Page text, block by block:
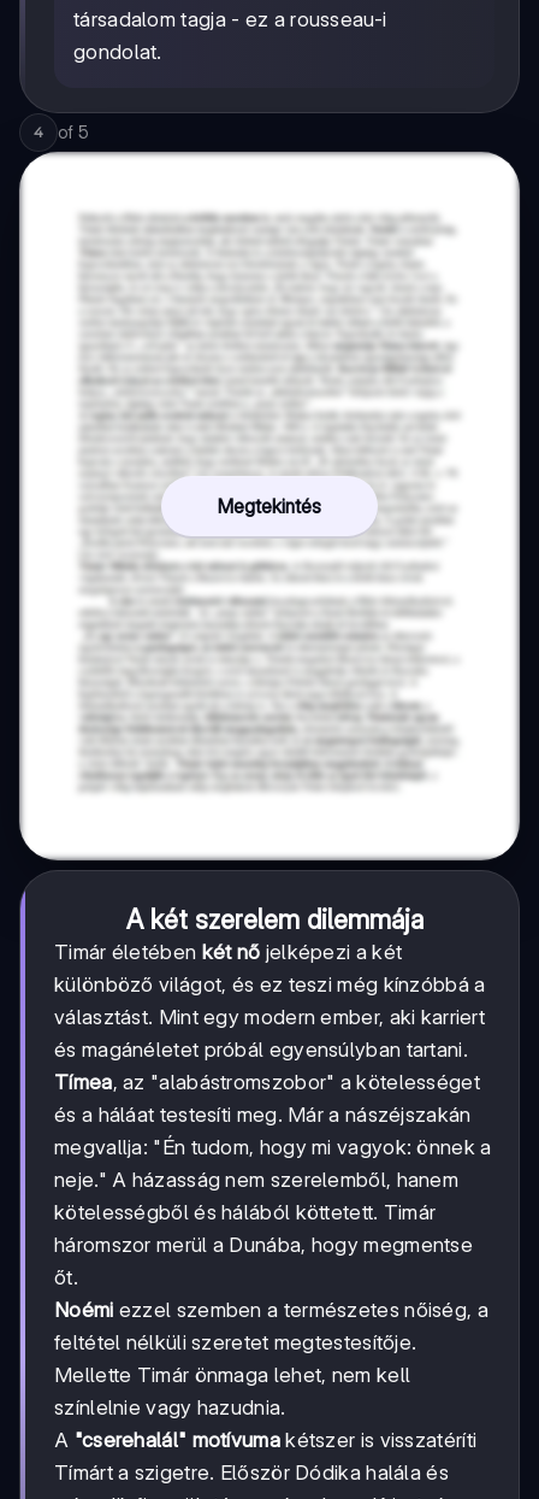
társadalom tagja - ez a rousseau-i
gondolat.
4 of 5
Megtekintés
A két szerelem dilemmája
Timár életében két nő jelképezi a két
különböző világot, és ez teszi még kínzóbbá a
választást. Mint egy modern ember, aki karriert
és magánéletet próbál egyensúlyban tartani.
Tímea, az "alabástromszobor" a kötelességet
és a háláat testesíti meg. Már a nászéjszakán
megvallja: "Én tudom, hogy mi vagyok: önnek a
neje." A házasság nem szerelemből, hanem
kötelességből és hálából köttetett. Timár
háromszor merül a Dunába, hogy megmentse
őt.
Noémi ezzel szemben a természetes nőiség, a
feltétel nélküli szeretet megtestesítője.
Mellette Timár önmaga lehet, nem kell
színlelnie vagy hazudnia.
A "cserehalál" motívumakétszer is visszatéríti
Tímárt a szigetre. Először Dódika halála és